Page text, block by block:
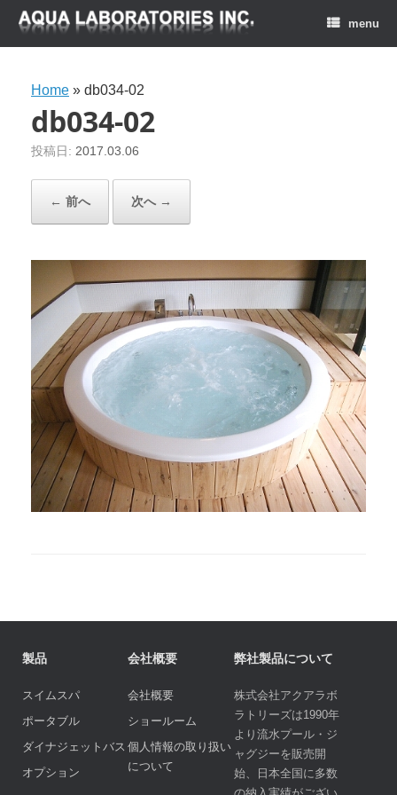
menu
Home » db034-02
db034-02
投稿日: 2017.03.06
← 前へ 次へ →
製品
スイムスパ
ポータブル
ダイナジェットバス
オプション
会社概要
会社概要
ショールーム
個人情報の取り扱い
について
弊社製品について
株式会社アクアラボ
ラトリーズは1990年
より流水プール・ジ
ャグジーを販売開
始、日本全国に多数
の納入実績がござい